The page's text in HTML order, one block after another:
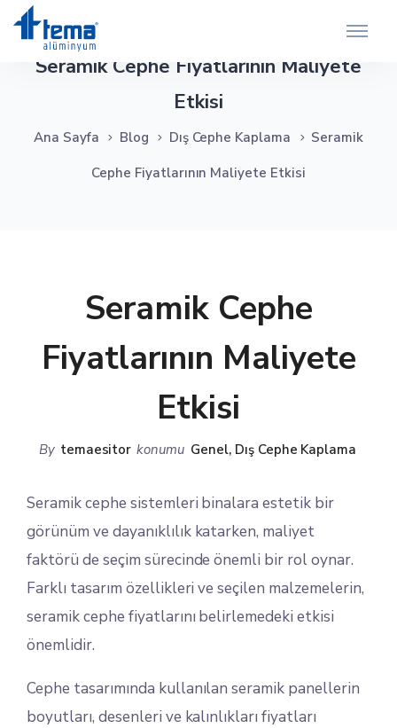
Seramik Cephe Fiyatlarının Maliyete
Etkisi
Ana Sayfa Blog Dış Cephe Kaplama
Seramik
Cephe Fiyatlarının Maliyete Etkisi
Seramik Cephe
Fiyatlarının Maliyete
Etkisi
By temaesitor konumu Genel, Dış Cephe Kaplama
Seramik cephe sistemleri binalara estetik bir
görünüm ve dayanıklılık katarken, maliyet
faktörü de seçim sürecinde önemli bir rol oynar.
Farklı tasarım özellikleri ve seçilen malzemelerin,
seramik cephe fiyatlarını belirlemedeki etkisi
önemlidir.
Cephe tasarımında kullanılan seramik panellerin
boyutları, desenleri ve kalınlıkları fiyatları